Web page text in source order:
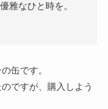
雅なひと時を。
缶です。
ですが、購入しよう